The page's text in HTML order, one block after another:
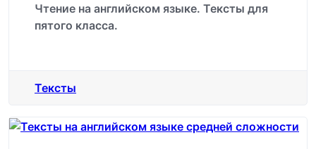
Чтение на английском языке. Тексты для
пятого класса.
Тексты